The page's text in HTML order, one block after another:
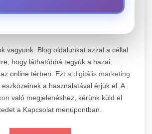
+
elektromos roller javítási és
szolgáltatások. Szakértő
minőségi szervízt nyújtanak
márkához és modellhez.
Látogatása
2. Online Marketing
Ügynökség
+
marketing szolgáltatások,
SEO-t, közösségi média kezelést és
vagyunk. Blog oldalunkat azzal a céllal
hogy láthatóbbá tegyük a hazai
online térben. Ezt a digitális marketing
a használatával érjük el. A
való megjelenéshez, kérünk küld el
a Kapcsolat menüpontban.